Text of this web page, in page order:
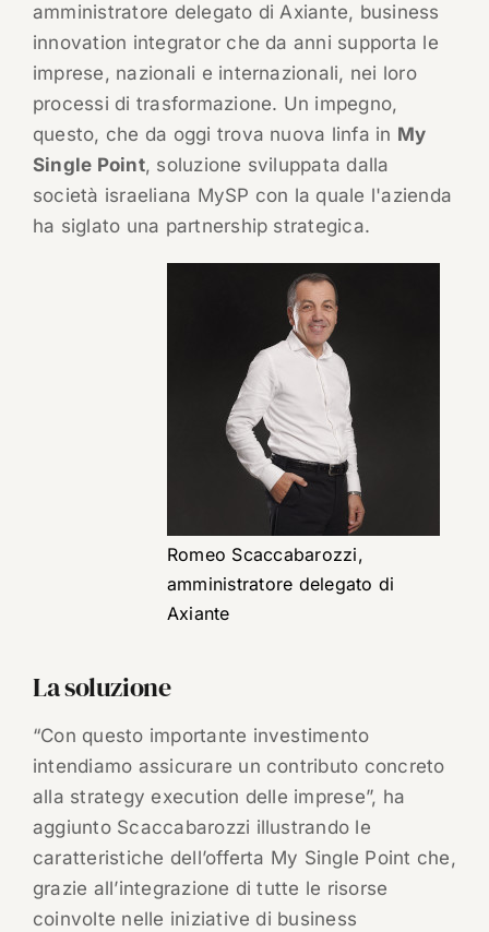
amministratore delegato di Axiante, business
innovation integrator che da anni supporta le
imprese, nazionali e internazionali, nei loro
processi di trasformazione. Un impegno,
questo, che da oggi trova nuova linfa in My
Single Point, soluzione sviluppata dalla
società israeliana MySP con la quale l'azienda
ha siglato una partnership strategica.
Romeo Scaccabarozzi,
amministratore delegato di
Axiante
La soluzione
“Con questo importante investimento
intendiamo assicurare un contributo concreto
alla strategy execution delle imprese”, ha
aggiunto Scaccabarozzi illustrando le
caratteristiche dell’offerta My Single Point che,
grazie all’integrazione di tutte le risorse
coinvolte nelle iniziative di business